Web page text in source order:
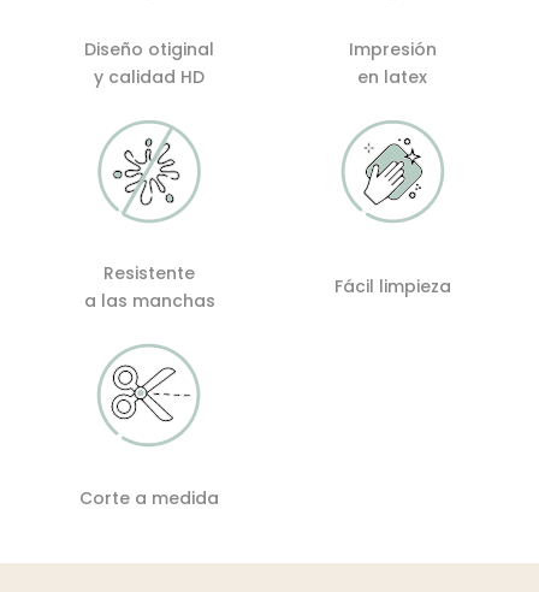
Diseño otiginal
y calidad HD
Impresión
en latex
Resistente
a las manchas
Fácil limpieza
Corte a medida